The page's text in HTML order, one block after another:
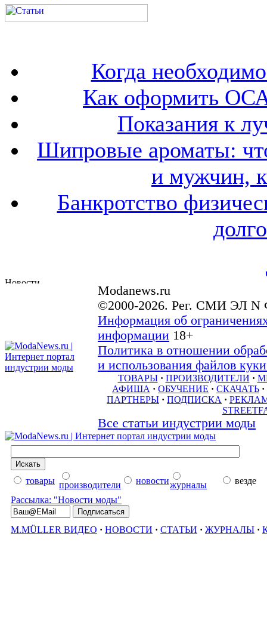
Когда
Как оформить
Показания к
Шипровые ароматы:
и мужчин,
Банкротство
Modanews.ru
©2000-2026. Рег. СМИ ЭЛ N
Информация об
информации 18+
Политика в отношении
и использования файлов
ТОВАРЫ · ПРОИЗВОДИТЕЛИ ·
АФИША · ОБУЧЕНИЕ · СКАЧАТЬ ·
ПАРТНЕРЫ · ПОДПИСКА ·
Все статьи индустрии моды
товары производители новостижурналы
везде
Рассылка: "Новости моды"
M.MÜLLER ВИДЕО · НОВОСТИ · СТАТЬИ · ЖУРНАЛЫ ·